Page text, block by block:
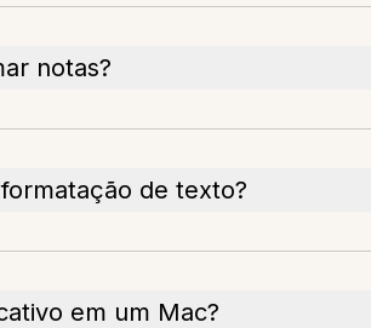
notas?
de texto?
em um Mac?